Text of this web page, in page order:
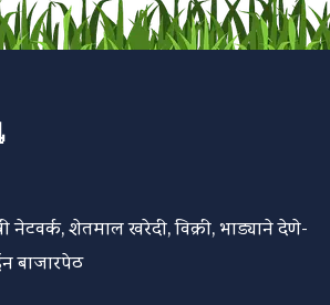
शेतमाल खरेदी, विक्री, भाड्याने देणे-
बाजारपेठ